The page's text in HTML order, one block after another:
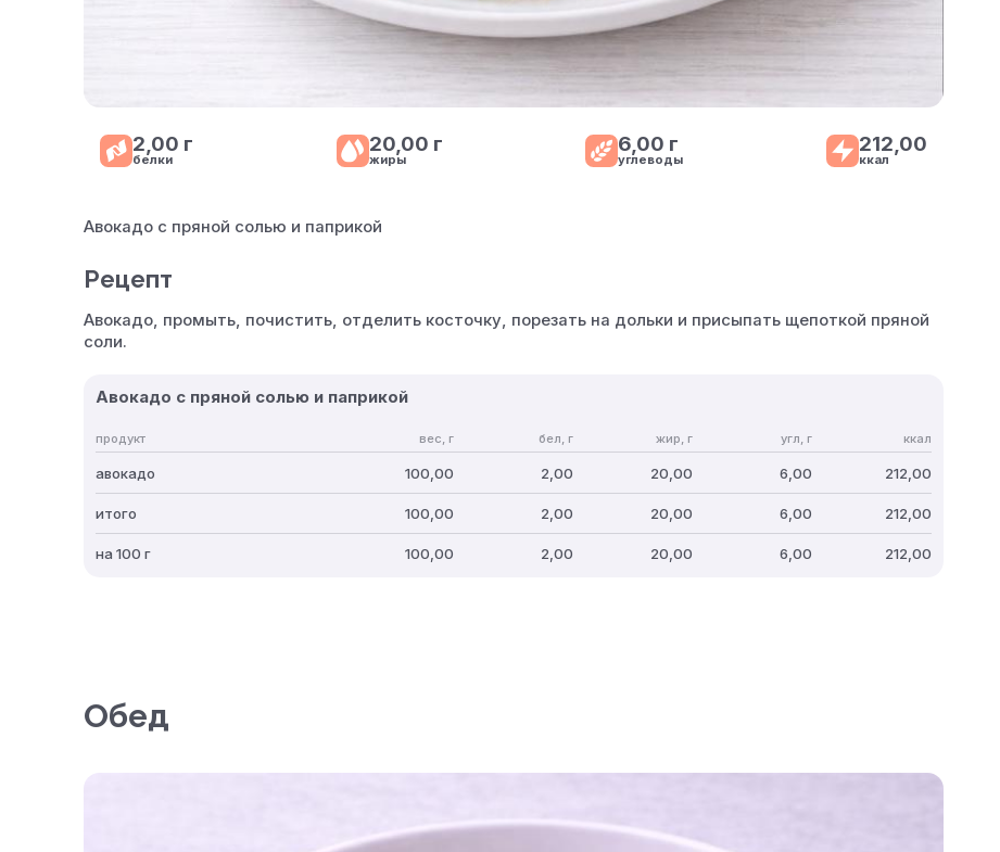
2,00 г
белки
20,00 г
жиры
6,00 г
углеводы
212,00
ккал
Авокадо с пряной солью и паприкой
Рецепт
Авокадо, промыть, почистить, отделить косточку, порезать на дольки и присыпать щепоткой пряной
соли.
Авокадо с пряной солью и паприкой
продукт вес, г бел, г жир, г угл, г ккал
авокадо 100,00 2,00 20,00 6,00 212,00
итого 100,00 2,00 20,00 6,00 212,00
на 100 г 100,00 2,00 20,00 6,00 212,00
Обед